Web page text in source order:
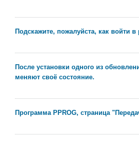
Подскажите, пожалуйста, как войти
После установки одного из
меняют своё состояние.
Программа PPROG, страница